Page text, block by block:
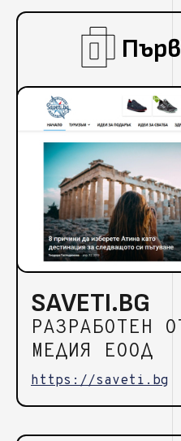
SAVETI.BG
РАЗРАБОТЕН
МЕДИЯ ЕООД
https://saveti.bg